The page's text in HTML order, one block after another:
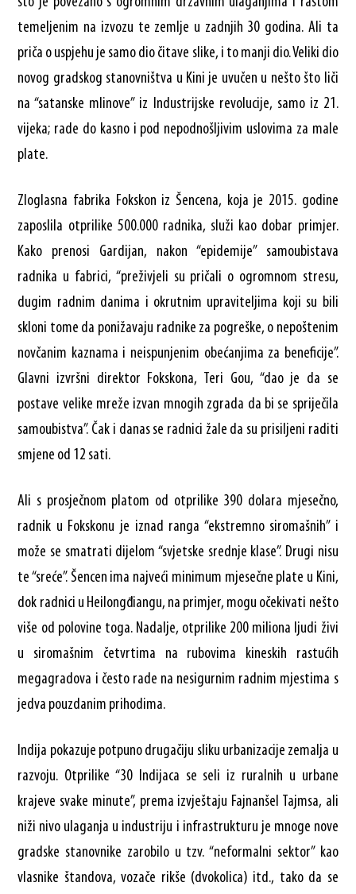
temeljenim na izvozu te zemlje u zadnjih 30 godina. Ali ta
priča o uspjehu je samo dio čitave slike, i to manji dio. Veliki dio
novog gradskog stanovništva u Kini je uvučen u nešto što liči
na “satanske mlinove” iz Industrijske revolucije, samo iz 21.
vijeka; rade do kasno i pod nepodnošljivim uslovima za male
plate.
Zloglasna fabrika Fokskon iz Šencena, koja je 2015. godine
zaposlila otprilike 500.000 radnika, služi kao dobar primjer.
Kako prenosi Gardijan, nakon “epidemije” samoubistava
radnika u fabrici, “preživjeli su pričali o ogromnom stresu,
dugim radnim danima i okrutnim upraviteljima koji su bili
skloni tome da ponižavaju radnike za pogreške, o nepoštenim
novčanim kaznama i neispunjenim obećanjima za beneficije”.
Glavni izvršni direktor Fokskona, Teri Gou, “dao je da se
postave velike mreže izvan mnogih zgrada da bi se spriječila
samoubistva”. Čak i danas se radnici žale da su prisiljeni raditi
smjene od 12 sati.
Ali s prosječnom platom od otprilike 390 dolara mjesečno,
radnik u Fokskonu je iznad ranga “ekstremno siromašnih” i
može se smatrati dijelom “svjetske srednje klase”. Drugi nisu
te “sreće”. Šencen ima najveći minimum mjesečne plate u Kini,
dok radnici u Heilongđiangu, na primjer, mogu očekivati nešto
više od polovine toga. Nadalje, otprilike 200 miliona ljudi živi
u siromašnim četvrtima na rubovima kineskih rastućih
megagradova i često rade na nesigurnim radnim mjestima s
jedva pouzdanim prihodima.
Indija pokazuje potpuno drugačiju sliku urbanizacije zemalja u
razvoju. Otprilike “30 Indijaca se seli iz ruralnih u urbane
krajeve svake minute”, prema izvještaju Fajnanšel Tajmsa, ali
niži nivo ulaganja u industriju i infrastrukturu je mnoge nove
gradske stanovnike zarobilo u tzv. “neformalni sektor” kao
vlasnike štandova, vozače rikše (dvokolica) itd., tako da se